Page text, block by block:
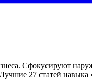
Сфокусируют
27 статей навыка